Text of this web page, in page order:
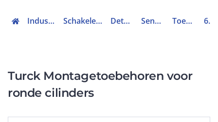
Industriele componenten Schakelen, bedienen en signaleren Detectie en sensoren Sensoren toebehoren Toebehoren sensoren 69654
Turck Montagetoebehoren voor
ronde cilinders